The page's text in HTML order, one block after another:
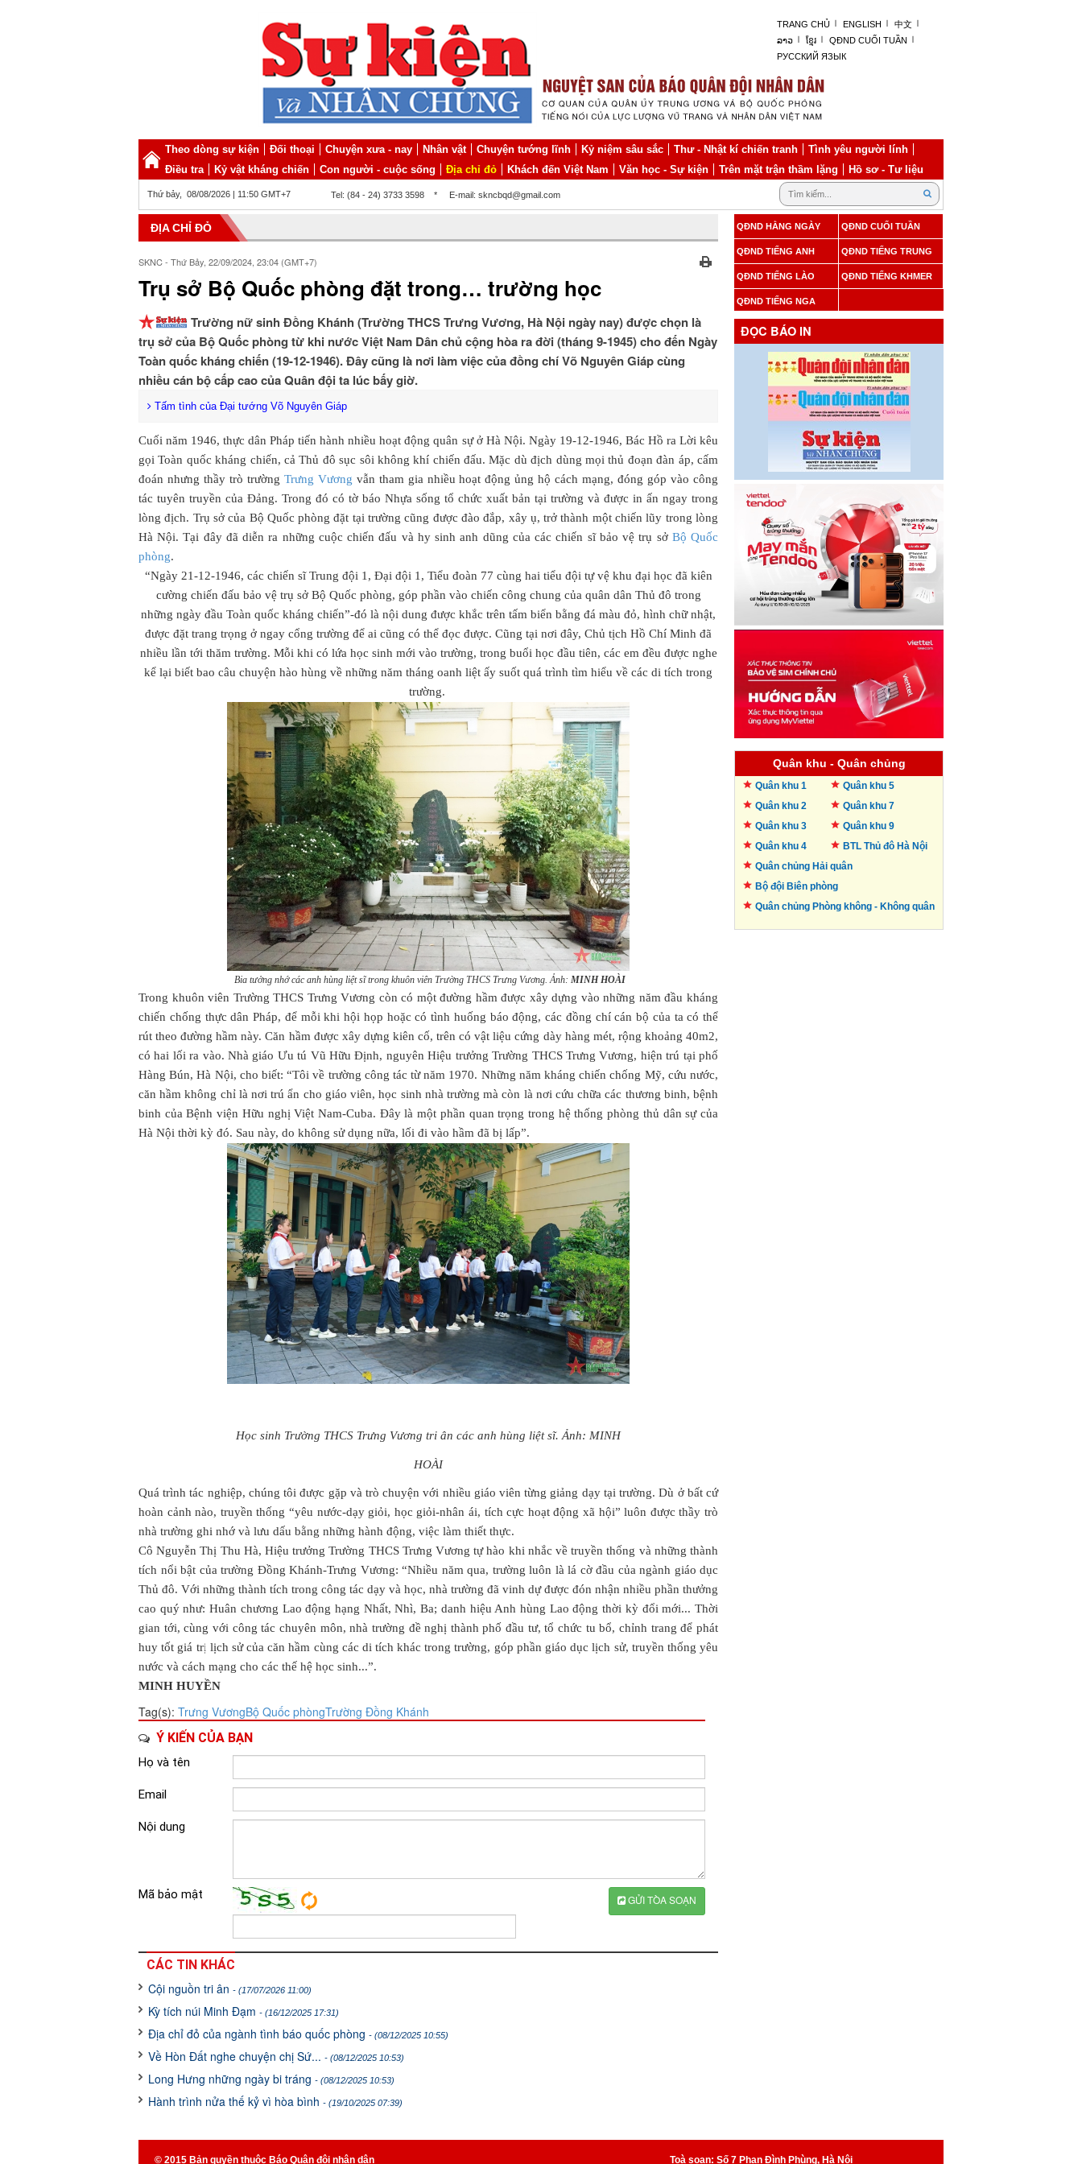
TRANG CHỦ ENGLISH
中文
ລາວ
ខ្មែរ
QĐND CUỐI TUẦN
РУССКИЙ ЯЗЫК
Theo dòng sự kiện Đối thoại Chuyện xưa - nay Nhân vật Chuyện tướng lĩnh Kỷ niệm sâu sắc Thư - Nhật kí chiến tranh
Tình yêu người lính
Điều tra
Kỷ vật kháng chiến Con người - cuộc sống Địa chỉ đỏ Khách đến Việt Nam Văn học - Sự kiện Trên mặt trận thầm lặng Hồ sơ - Tư liệu
Thứ bảy, 08/08/2026 | 11:50 GMT+7 Tel: (84 - 24) 3733 3598 * E-mail: skncbqd@gmail.com
ĐỊA CHỈ ĐỎ
SKNC - Thứ Bảy, 22/09/2024, 23:04 (GMT+7)
Trụ sở Bộ Quốc phòng đặt trong… trường học
Trường nữ sinh Đồng Khánh (Trường THCS Trưng Vương, Hà Nội ngày nay) được chọn là
trụ sở của Bộ Quốc phòng từ khi nước Việt Nam Dân chủ cộng hòa ra đời (tháng 9-1945) cho đến Ngày
Toàn quốc kháng chiến (19-12-1946). Đây cũng là nơi làm việc của đồng chí Võ Nguyên Giáp cùng
nhiều cán bộ cấp cao của Quân đội ta lúc bấy giờ.
Tấm tình của Đại tướng Võ Nguyên Giáp
Cuối năm 1946, thực dân Pháp tiến hành nhiều hoạt động quân sự ở Hà Nội. Ngày 19-12-1946, Bác Hồ ra Lời kêu
gọi Toàn quốc kháng chiến, cả Thủ đô sục sôi không khí chiến đấu. Mặc dù địch dùng mọi thủ đoạn đàn áp, cấm
đoán nhưng thầy trò trường Trưng Vương vẫn tham gia nhiều hoạt động ủng hộ cách mạng, đóng góp vào công
tác tuyên truyền của Đảng. Trong đó có tờ báo Nhựa sống tổ chức xuất bản tại trường và được in ấn ngay trong
lòng địch. Trụ sở của Bộ Quốc phòng đặt tại trường cũng được đào đắp, xây ụ, trở thành một chiến lũy trong lòng
Hà Nội. Tại đây đã diễn ra những cuộc chiến đấu và hy sinh anh dũng của các chiến sĩ bảo vệ trụ sở Bộ Quốc
phòng.
“Ngày 21-12-1946, các chiến sĩ Trung đội 1, Đại đội 1, Tiểu đoàn 77 cùng hai tiểu đội tự vệ khu đại học đã kiên
cường chiến đấu bảo vệ trụ sở Bộ Quốc phòng, góp phần vào chiến công chung của quân dân Thủ đô trong
những ngày đầu Toàn quốc kháng chiến”-đó là nội dung được khắc trên tấm biển bằng đá màu đỏ, hình chữ nhật,
được đặt trang trọng ở ngay cổng trường để ai cũng có thể đọc được. Cũng tại nơi đây, Chủ tịch Hồ Chí Minh đã
nhiều lần tới thăm trường. Mỗi khi có lứa học sinh mới vào trường, trong buổi học đầu tiên, các em đều được nghe
kể lại biết bao câu chuyện hào hùng về những năm tháng oanh liệt ấy suốt quá trình tìm hiểu về các di tích trong
trường.
Bia tưởng nhớ các anh hùng liệt sĩ trong khuôn viên Trường THCS Trưng Vương. Ảnh: MINH HOÀI
Trong khuôn viên Trường THCS Trưng Vương còn có một đường hầm được xây dựng vào những năm đầu kháng
chiến chống thực dân Pháp, để mỗi khi hội họp hoặc có tình huống báo động, các đồng chí cán bộ của ta có thể
rút theo đường hầm này. Căn hầm được xây dựng kiên cố, trên có vật liệu cứng dày hàng mét, rộng khoảng 40m2,
có hai lối ra vào. Nhà giáo Ưu tú Vũ Hữu Định, nguyên Hiệu trưởng Trường THCS Trưng Vương, hiện trú tại phố
Hàng Bún, Hà Nội, cho biết: “Tôi về trường công tác từ năm 1970. Những năm kháng chiến chống Mỹ, cứu nước,
căn hầm không chỉ là nơi trú ẩn cho giáo viên, học sinh nhà trường mà còn là nơi cứu chữa các thương binh, bệnh
binh của Bệnh viện Hữu nghị Việt Nam-Cuba. Đây là một phần quan trọng trong hệ thống phòng thủ dân sự của
Hà Nội thời kỳ đó. Sau này, do không sử dụng nữa, lối đi vào hầm đã bị lấp”.
Học sinh Trường THCS Trưng Vương tri ân các anh hùng liệt sĩ. Ảnh: MINH
HOÀI
Quá trình tác nghiệp, chúng tôi được gặp và trò chuyện với nhiều giáo viên từng giảng dạy tại trường. Dù ở bất cứ
hoàn cảnh nào, truyền thống “yêu nước-dạy giỏi, học giỏi-nhân ái, tích cực hoạt động xã hội” luôn được thầy trò
nhà trường ghi nhớ và lưu dấu bằng những hành động, việc làm thiết thực.
Cô Nguyễn Thị Thu Hà, Hiệu trưởng Trường THCS Trưng Vương tự hào khi nhắc về truyền thống và những thành
tích nổi bật của trường Đồng Khánh-Trưng Vương: “Nhiều năm qua, trường luôn là lá cờ đầu của ngành giáo dục
Thủ đô. Với những thành tích trong công tác dạy và học, nhà trường đã vinh dự được đón nhận nhiều phần thưởng
cao quý như: Huân chương Lao động hạng Nhất, Nhì, Ba; danh hiệu Anh hùng Lao động thời kỳ đổi mới... Thời
gian tới, cùng với công tác chuyên môn, nhà trường đề nghị thành phố đầu tư, tổ chức tu bổ, chỉnh trang để phát
huy tốt giá trị lịch sử của căn hầm cùng các di tích khác trong trường, góp phần giáo dục lịch sử, truyền thống yêu
nước và cách mạng cho các thế hệ học sinh...”.
MINH HUYỀN
Tag(s): Trưng VươngBộ Quốc phòngTrường Đồng Khánh
Ý KIẾN CỦA BẠN
Họ và tên
Email
Nội dung
Mã bảo mật GỬI TÒA SOẠN
CÁC TIN KHÁC
Cội nguồn tri ân - (17/07/2026 11:00)
Kỳ tích núi Minh Đạm - (16/12/2025 17:31)
Địa chỉ đỏ của ngành tình báo quốc phòng - (08/12/2025 10:55)
Về Hòn Đất nghe chuyện chị Sứ... - (08/12/2025 10:53)
Long Hưng những ngày bi tráng - (08/12/2025 10:53)
Hành trình nửa thế kỷ vì hòa bình - (19/10/2025 07:39)
QĐND HẰNG NGÀY QĐND CUỐI TUẦN
QĐND TIẾNG ANH QĐND TIẾNG TRUNG
QĐND TIẾNG LÀO QĐND TIẾNG KHMER
QĐND TIẾNG NGA
ĐỌC BÁO IN
Quân khu - Quân chủng
Quân khu 1
Quân khu 2
Quân khu 3
Quân khu 4
Quân khu 5
Quân khu 7
Quân khu 9
BTL Thủ đô Hà Nội
Quân chủng Hải quân
Bộ đội Biên phòng
Quân chủng Phòng không - Không quân
© 2015 Bản quyền thuộc Báo Quân đội nhân dân Toà soạn: Số 7 Phan Đình Phùng, Hà Nội